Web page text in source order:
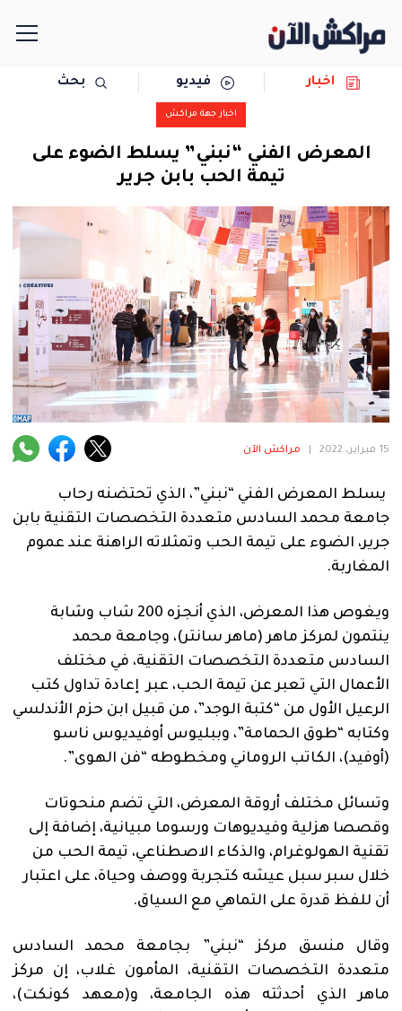
رياضة
حوادث
دولية
المرأة
فنية
منوعة
آراء
اخبار فيديو بحث
اخبار جهة مراكش
المعرض الفني “نبني” يسلط الضوء على
تيمة الحب بابن جرير
15 فبراير، 2022 مراكش الآن
يسلط المعرض الفني “نبني”، الذي تحتضنه رحاب
جامعة محمد السادس متعددة التخصصات التقنية بابن
جرير، الضوء على تيمة الحب وتمثلاته الراهنة عند عموم
المغاربة.
ويغوص هذا المعرض، الذي أنجزه 200 شاب وشابة
ينتمون لمركز ماهر (ماهر سانتر)، وجامعة محمد
السادس متعددة التخصصات التقنية، في مختلف
الأعمال التي تعبر عن تيمة الحب، عبر إعادة تداول كتب
الرعيل الأول من “كتبة الوجد”، من قبيل ابن حزم الأندلسي
وكتابه “طوق الحمامة”، وببليوس أوفيديوس ناسو
(أوفيد)، الكاتب الروماني ومخطوطه “فن الهوى”.
وتسائل مختلف أروقة المعرض، التي تضم منحوتات
وقصصا هزلية وفيديوهات ورسوما مبيانية، إضافة إلى
تقنية الهولوغرام، والذكاء الاصطناعي، تيمة الحب من
خلال سبر سبل عيشه كتجربة ووصف وحياة، على اعتبار
أن للفظ قدرة على التماهي مع السياق.
وقال منسق مركز “نبني” بجامعة محمد السادس
متعددة التخصصات التقنية، المأمون غلاب، إن مركز
ماهر الذي أحدثته هذه الجامعة، و(معهد كونكت)،